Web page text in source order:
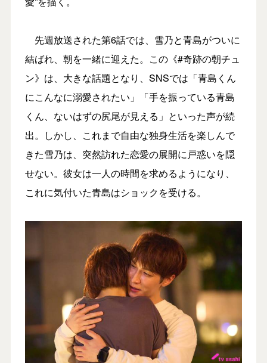
先週放送された第6話では、雪乃と青島がついに
結ばれ、朝を一緒に迎えた。この《#奇跡の朝チュ
ン》は、大きな話題となり、SNSでは「青島くん
にこんなに溺愛されたい」「手を振っている青島
くん、ないはずの尻尾が見える」といった声が続
出。しかし、これまで自由な独身生活を楽しんで
きた雪乃は、突然訪れた恋愛の展開に戸惑いを隠
せない。彼女は一人の時間を求めるようになり、
これに気付いた青島はショックを受ける。